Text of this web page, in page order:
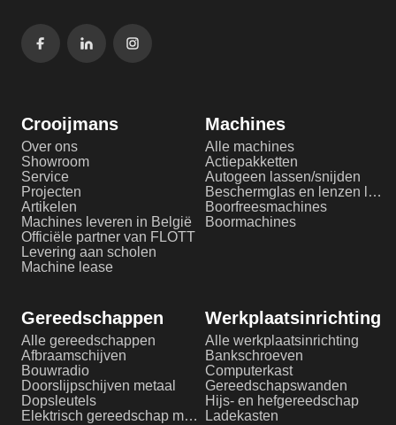
Crooijmans
Over ons
Showroom
Service
Projecten
Artikelen
Machines leveren in België
Officiële partner van FLOTT
Levering aan scholen
Machine lease
Machines
Alle machines
Actiepakketten
Autogeen lassen/snijden
Beschermglas en lenzen laserlassen
Boorfreesmachines
Boormachines
Gereedschappen
Alle gereedschappen
Afbraamschijven
Bouwradio
Doorslijpschijven metaal
Dopsleutels
Elektrisch gereedschap metaalbewerking
Werkplaatsinrichting
Alle werkplaatsinrichting
Bankschroeven
Computerkast
Gereedschapswanden
Hijs- en hefgereedschap
Ladekasten